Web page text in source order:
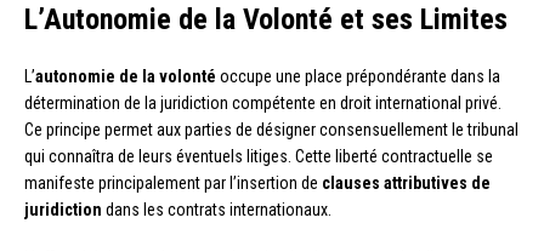
L’Autonomie de la Volonté et ses Limites
L’autonomie de la volonté occupe une place prépondérante dans la
détermination de la juridiction compétente en droit international privé.
Ce principe permet aux parties de désigner consensuellement le tribunal
qui connaîtra de leurs éventuels litiges. Cette liberté contractuelle se
manifeste principalement par l’insertion de clauses attributives de
juridiction dans les contrats internationaux.